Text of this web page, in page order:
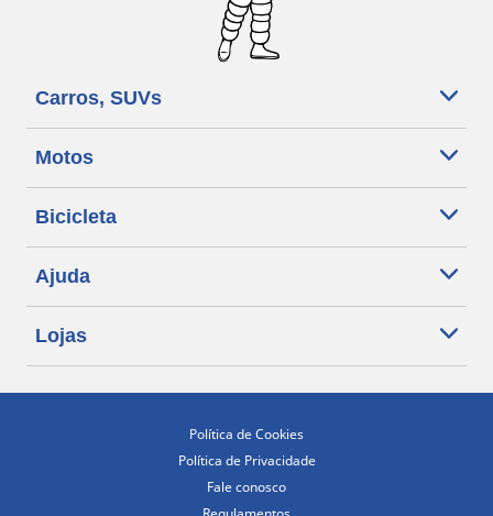
Carros, SUVs
Motos
Bicicleta
Ajuda
Lojas
Política de Cookies
Política de Privacidade
Fale conosco